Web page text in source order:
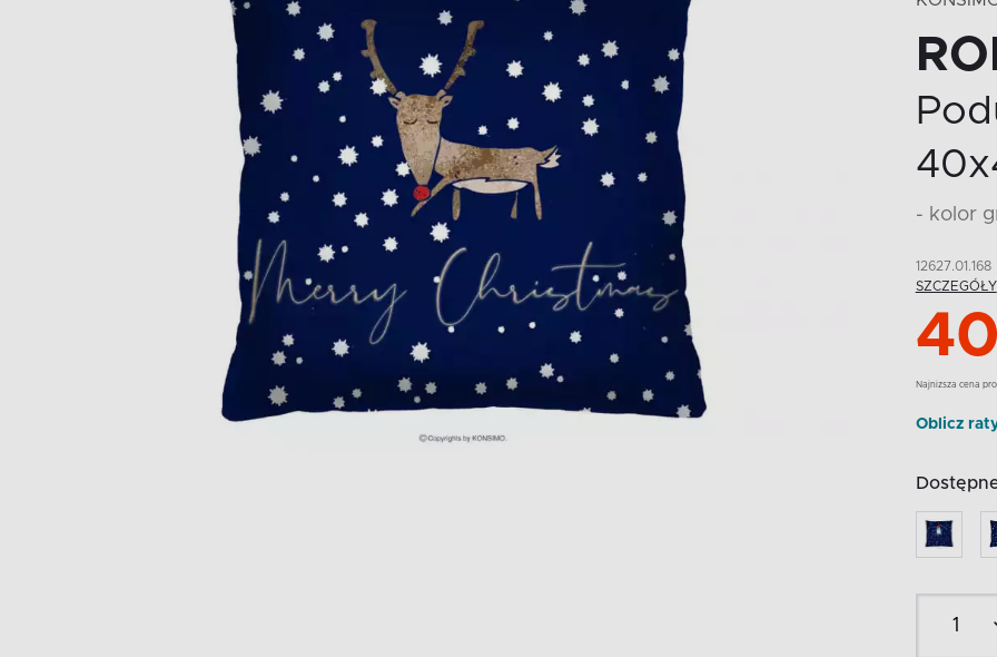
- kolor
12627.01.168
SZCZEGÓŁY
Najnizsza cena
Oblicz